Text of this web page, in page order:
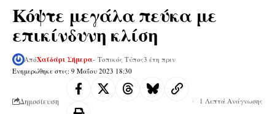
Κόψτε μεγάλα πεύκα με
επικίνδυνη κλίση
Ενημερώθηκε στις: 9 Μαΐου 2023 18:30
ΑπόΧαϊδάρι Σήμερα- Τοπικός Τύπος3 έτη πριν
Δημοσίευση 1 Λεπτά Ανάγνωσης